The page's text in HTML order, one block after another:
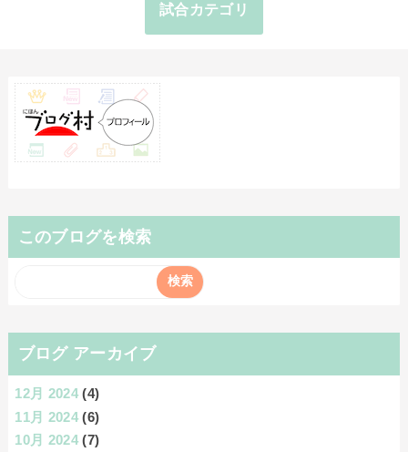
試合カテゴリ
このブログを検索
ブログ アーカイブ
12月 2024 (4)
11月 2024 (6)
10月 2024 (7)